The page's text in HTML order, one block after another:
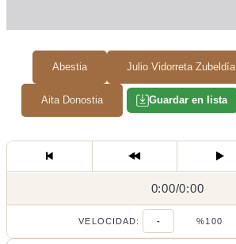
Abestia Julio Vidorreta Zubeldía
Aita Donostia Guardar en lista
0:00/
0:00/0:00
VELOCIDAD: - %100